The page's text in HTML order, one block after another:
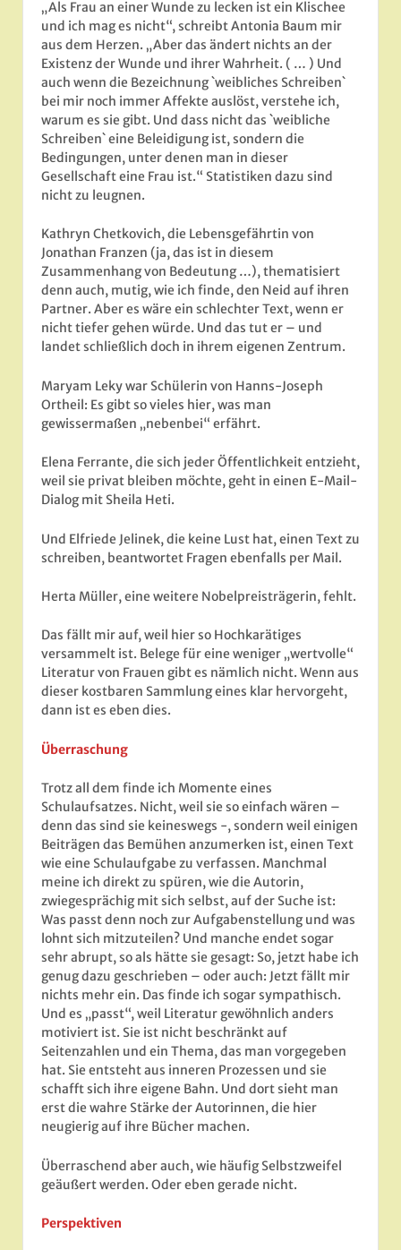
„Als Frau an einer Wunde zu lecken ist ein Klischee
und ich mag es nicht“, schreibt Antonia Baum mir
aus dem Herzen. „Aber das ändert nichts an der
Existenz der Wunde und ihrer Wahrheit. ( … ) Und
auch wenn die Bezeichnung `weibliches Schreiben`
bei mir noch immer Affekte auslöst, verstehe ich,
warum es sie gibt. Und dass nicht das `weibliche
Schreiben` eine Beleidigung ist, sondern die
Bedingungen, unter denen man in dieser
Gesellschaft eine Frau ist.“ Statistiken dazu sind
nicht zu leugnen.
Kathryn Chetkovich, die Lebensgefährtin von
Jonathan Franzen (ja, das ist in diesem
Zusammenhang von Bedeutung …), thematisiert
denn auch, mutig, wie ich finde, den Neid auf ihren
Partner. Aber es wäre ein schlechter Text, wenn er
nicht tiefer gehen würde. Und das tut er – und
landet schließlich doch in ihrem eigenen Zentrum.
Maryam Leky war Schülerin von Hanns-Joseph
Ortheil: Es gibt so vieles hier, was man
gewissermaßen „nebenbei“ erfährt.
Elena Ferrante, die sich jeder Öffentlichkeit entzieht,
weil sie privat bleiben möchte, geht in einen E-Mail-
Dialog mit Sheila Heti.
Und Elfriede Jelinek, die keine Lust hat, einen Text zu
schreiben, beantwortet Fragen ebenfalls per Mail.
Herta Müller, eine weitere Nobelpreisträgerin, fehlt.
Das fällt mir auf, weil hier so Hochkarätiges
versammelt ist. Belege für eine weniger „wertvolle“
Literatur von Frauen gibt es nämlich nicht. Wenn aus
dieser kostbaren Sammlung eines klar hervorgeht,
dann ist es eben dies.
Überraschung
Trotz all dem finde ich Momente eines
Schulaufsatzes. Nicht, weil sie so einfach wären –
denn das sind sie keineswegs -, sondern weil einigen
Beiträgen das Bemühen anzumerken ist, einen Text
wie eine Schulaufgabe zu verfassen. Manchmal
meine ich direkt zu spüren, wie die Autorin,
zwiegesprächig mit sich selbst, auf der Suche ist:
Was passt denn noch zur Aufgabenstellung und was
lohnt sich mitzuteilen? Und manche endet sogar
sehr abrupt, so als hätte sie gesagt: So, jetzt habe ich
genug dazu geschrieben – oder auch: Jetzt fällt mir
nichts mehr ein. Das finde ich sogar sympathisch.
Und es „passt“, weil Literatur gewöhnlich anders
motiviert ist. Sie ist nicht beschränkt auf
Seitenzahlen und ein Thema, das man vorgegeben
hat. Sie entsteht aus inneren Prozessen und sie
schafft sich ihre eigene Bahn. Und dort sieht man
erst die wahre Stärke der Autorinnen, die hier
neugierig auf ihre Bücher machen.
Überraschend aber auch, wie häufig Selbstzweifel
geäußert werden. Oder eben gerade nicht.
Perspektiven